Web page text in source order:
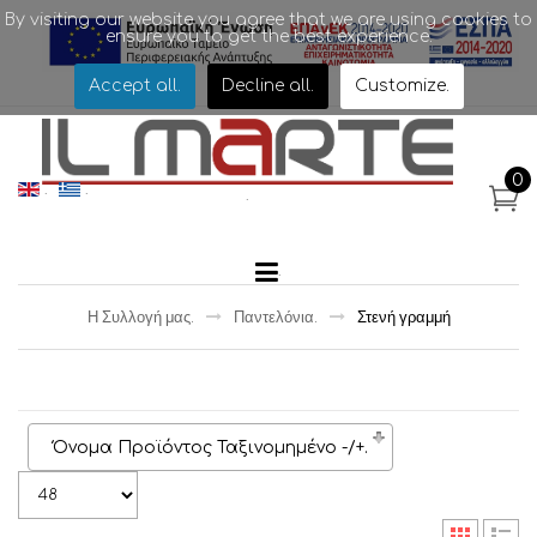
.
.
0
. .
.
Η Συλλογή μας. Παντελόνια. Στενή γραμμή
Όνομα Προϊόντος Ταξινομημένο -/+.
By visiting our website you agree that we are using cookies to
ensure you to get the best experience.
Accept all. Decline all. Customize.